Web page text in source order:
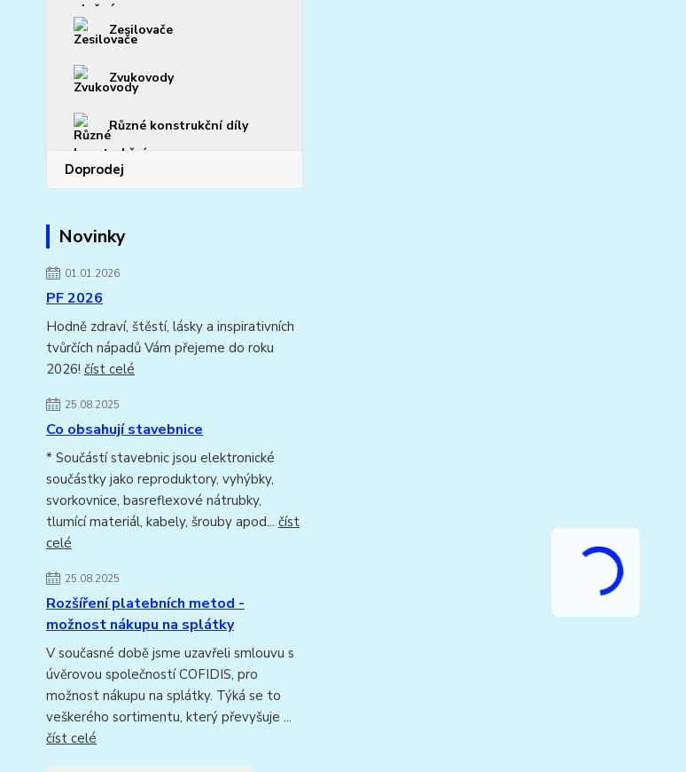
Zesilovače
Zvukovody
Různé konstrukční díly
Doprodej
Novinky
01.01.2026
PF 2026
Hodně zdraví, štěstí, lásky a inspirativních
tvůrčích nápadů Vám přejeme do roku
2026! číst celé
25.08.2025
Co obsahují stavebnice
* Součástí stavebnic jsou elektronické
součástky jako reproduktory, vyhýbky,
svorkovnice, basreflexové nátrubky,
tlumící materiál, kabely, šrouby apod... číst
celé
25.08.2025
Rozšíření platebních metod -
možnost nákupu na splátky
V současné době jsme uzavřeli smlouvu s
úvěrovou společností COFIDIS, pro
možnost nákupu na splátky. Týká se to
veškerého sortimentu, který převyšuje ...
číst celé